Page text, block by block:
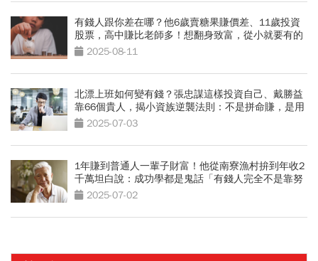
有錢人跟你差在哪？他6歲賣糖果賺價差、11歲投資
股票，高中賺比老師多！想翻身致富，從小就要有的
理財思維
2025-08-11
北漂上班如何變有錢？張忠謀這樣投資自己、戴勝益
靠66個貴人，揭小資族逆襲法則：不是拼命賺，是用
對錢2025-07-03
1年賺到普通人一輩子財富！他從南寮漁村拚到年收2
千萬坦白說：成功學都是鬼話「有錢人完全不是靠努
力」2025-07-02